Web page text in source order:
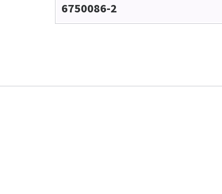
6750086-2